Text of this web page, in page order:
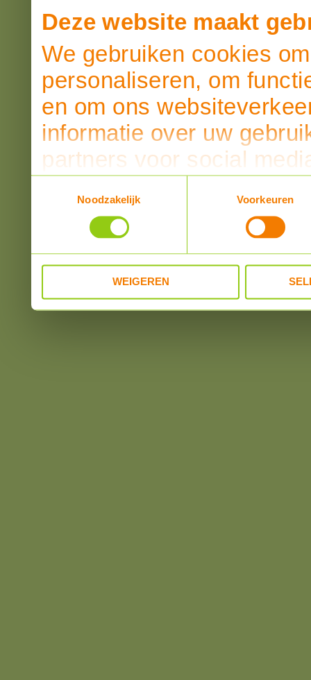
Deze website maakt
We gebruiken cookies
personaliseren, om
en om ons
informatie over uw
partners voor social
informatie die u aan ze
verzameld op basis van
Noodzakelijk
Voorkeuren
WEIGEREN